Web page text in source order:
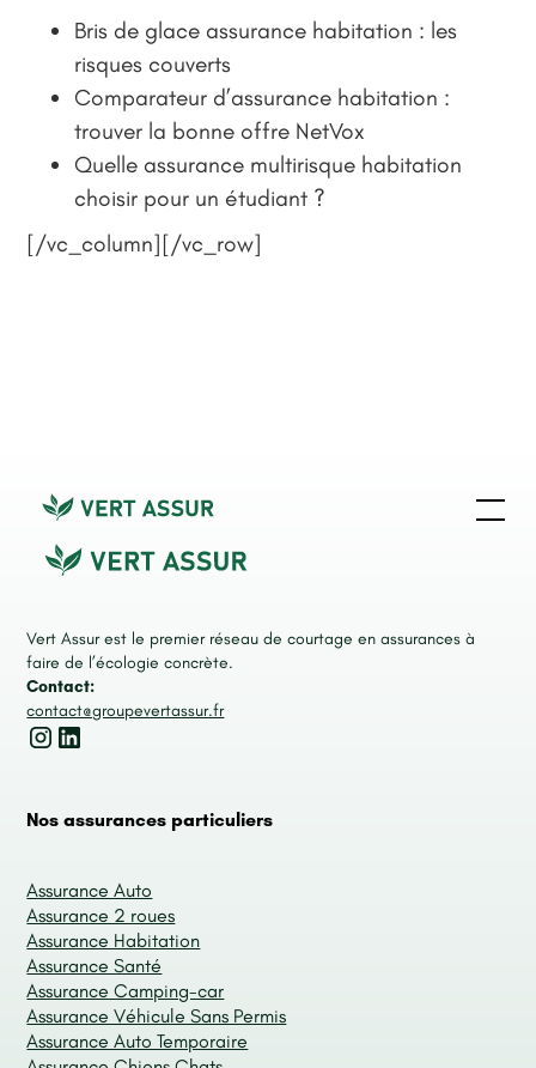
Bris de glace assurance habitation : les
risques couverts
Comparateur d’assurance habitation :
trouver la bonne offre NetVox
Quelle assurance multirisque habitation
choisir pour un étudiant ?
[/vc_column][/vc_row]
Vert Assur est le premier réseau de courtage en assurances à
faire de l’écologie concrète.
Contact:
contact@groupevertassur.fr
Nos assurances particuliers
Assurance Auto
Assurance 2 roues
Assurance Habitation
Assurance Santé
Assurance Camping-car
Assurance Véhicule Sans Permis
Assurance Auto Temporaire